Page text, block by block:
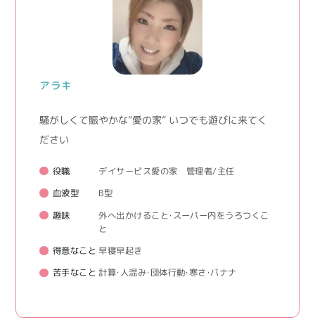
アラキ
騒がしくて賑やかな”愛の家” いつでも遊びに来てく
ださい
役職 デイサービス愛の家 管理者/主任
血液型 B型
趣味
外へ出かけること・スーパー内をうろつくこ
と
得意なこと 早寝早起き
苦手なこと 計算・人混み・団体行動・寒さ・バナナ